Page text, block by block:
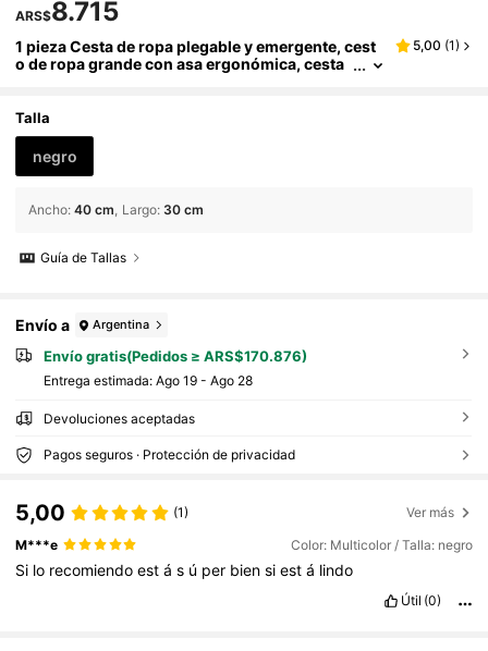
ARS$8.715
1 pieza Cesta de ropa plegable y emergente, cest
o de ropa grande con asa ergonómica, cesta
cenamiento doméstico, se puede usar como rega
lo de inauguración de la casa, artículos de limpiez
a del hogar, herramienta de organización de alma
cenamiento
5,00 (1)
Talla
negro
Ancho: 40 cm Largo: 30 cm
Guía de Tallas
Envío a Argentina
Envío gratis(Pedidos ≥ ARS$170.876)
Entrega estimada: Ago 19 - Ago 28
Devoluciones aceptadas
Pagos seguros · Protección de privacidad
5,00 (1) Ver más
M***e Color: Multicolor / Talla: negro
Si lo recomiendoestás ú per biensiestá lindo
Útil (0)